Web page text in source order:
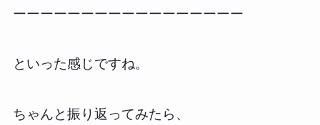
ーーーーーーーーーーーーーーーーー
といった感じですね。
ちゃんと振り返ってみたら、